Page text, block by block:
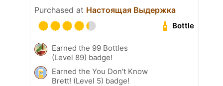
Purchased at Настоящая Выдержка
Bottle
Earned the 99 Bottles
(Level 89) badge!
Earned the You Don't Know
Brett! (Level 5) badge!